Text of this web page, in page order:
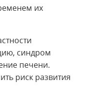
их
синдром
печени.
риск развития